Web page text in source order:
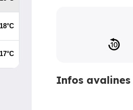
Infos avalines